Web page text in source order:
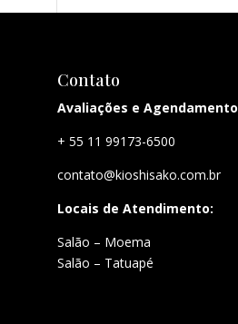
Contato
Avaliações e Agendamento
+ 55 11 99173-6500
contato@kioshisako.com.br
Locais de Atendimento:
Salão – Moema
Salão – Tatuapé